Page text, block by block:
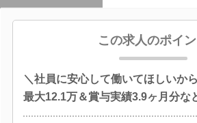
この求人のポイン
＼社員に安心して働いてほしいか
最大12.1万＆賞与実績3.9ヶ月分な